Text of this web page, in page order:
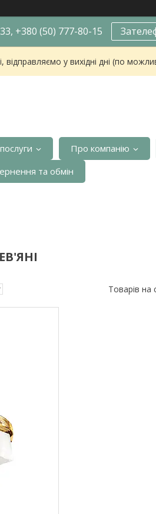
+380 (50) 777-80-15
відправляємо у вихідні дні (по
Про компанію
та обмін